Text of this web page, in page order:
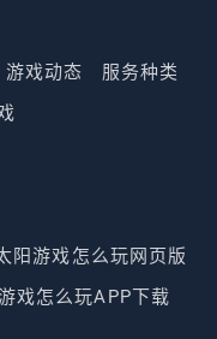
游戏动态
服务种类
阳游戏怎么玩网页版
戏怎么玩APP下载